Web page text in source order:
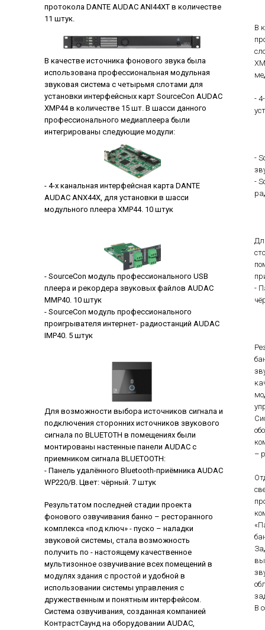
В
-
-
-
-
–
В
протокола DANTE AUDAC ANI44XT в количестве
11 штук.
В качестве источника фонового звука была
использована профессиональная модульная
звуковая система с четырьмя слотами для
установки интерфейсных карт SourceCon AUDAC
XMP44 в количестве 15 шт. В шасси данного
профессионального медиаплеера были
интегрированы следующие модули:
- 4-х канальная интерфейсная карта DANTE
AUDAC ANX44X, для установки в шасси
модульного плеера XMP44. 10 штук
- SourceCon модуль профессионального USB
плеера и рекордера звуковых файлов AUDAC
MMP40. 10 штук
- SourceCon модуль профессионального
проигрывателя интернет- радиостанций AUDAC
IMP40. 5 штук
Для возможности выбора источников сигнала и
подключения сторонних источников звукового
сигнала по BLUETOTH в помещениях были
монтированы настенные панели AUDAC с
приемником сигнала BLUETOOTH:
- Панель удалённого Bluetooth-приёмника AUDAC
WP220/B. Цвет: чёрный. 7 штук
Результатом последней стадии проекта
фонового озвучивания банно – ресторанного
комплекса «под ключ» - пуско – наладки
звуковой системы, стала возможность
получить по - настоящему качественное
мультизонное озвучивание всех помещений в
модулях здания с простой и удобной в
использовании системы управления с
дружественным и понятным интерфейсом.
Система озвучивания, созданная компанией
КонтрастСаунд на оборудовании AUDAC,